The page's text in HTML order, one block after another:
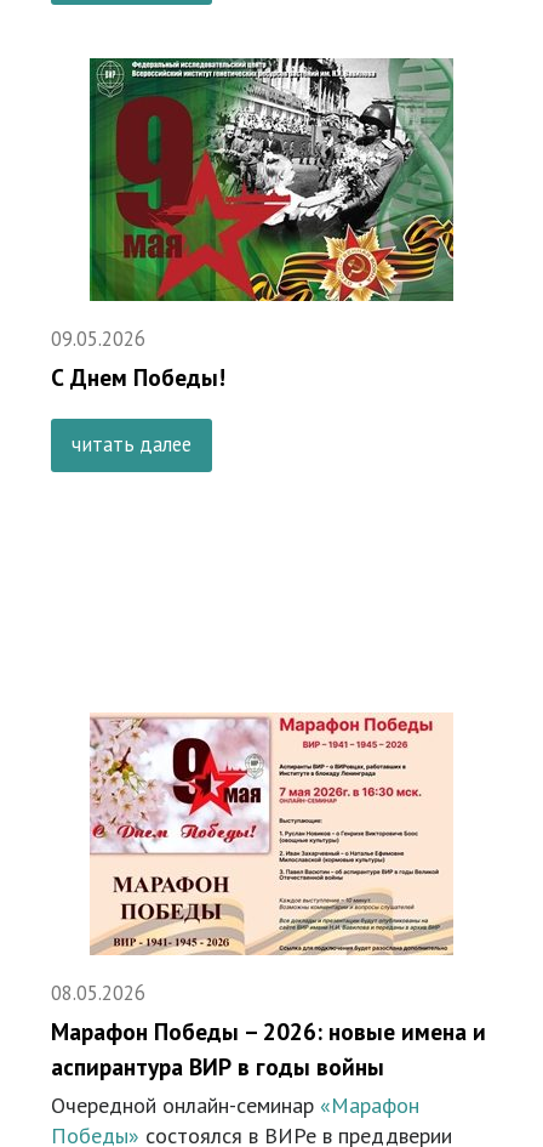
09.05.2026
С Днем Победы!
читать далее
08.05.2026
Марафон Победы – 2026: новые имена и
аспирантура ВИР в годы войны
Очередной онлайн-семинар«Марафон
Победы» состоялся в ВИРе в преддверии